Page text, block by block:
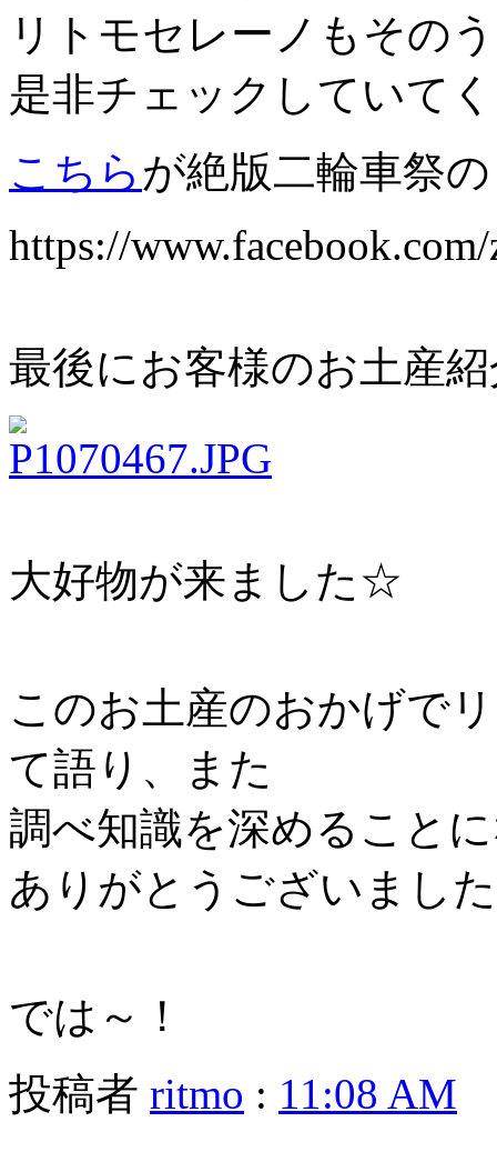
リトモセレーノもその
是非チェックしていて
こちら が絶版二輪車祭
https://www.facebook.com/
最後にお客様のお土産
大好物が来ました☆
このお土産のおかげで
て語り、また
調べ知識を深めること
ありがとうございまし
では～！
投稿者 ritmo : 11:08 AM